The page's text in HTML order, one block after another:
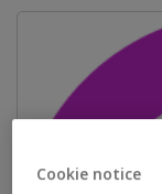
Cookie notice